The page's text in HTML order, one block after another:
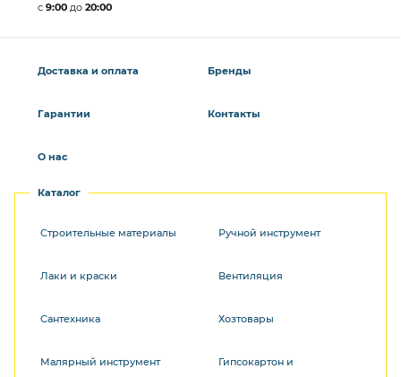
с 9:00 до 20:00
Доставка и оплата
Гарантии
О нас
Бренды
Контакты
Каталог
Строительные материалы
Лаки и краски
Сантехника
Малярный инструмент
Ручной инструмент
Вентиляция
Хозтовары
Гипсокартон и